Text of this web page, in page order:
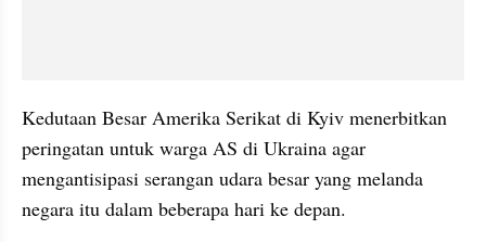
Kedutaan Besar Amerika Serikat di Kyiv menerbitkan
peringatan untuk warga AS di Ukraina agar
mengantisipasi serangan udara besar yang melanda
negara itu dalam beberapa hari ke depan.